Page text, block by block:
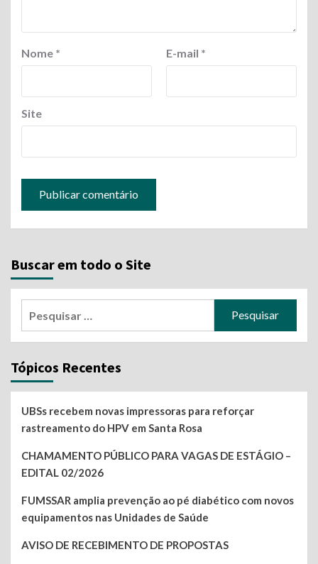
Nome * E-mail *
Site
Buscar em todo o Site
Tópicos Recentes
UBSs recebem novas impressoras para reforçar
rastreamento do HPV em Santa Rosa
CHAMAMENTO PÚBLICO PARA VAGAS DE ESTÁGIO –
EDITAL 02/2026
FUMSSAR amplia prevenção ao pé diabético com novos
equipamentos nas Unidades de Saúde
AVISO DE RECEBIMENTO DE PROPOSTAS